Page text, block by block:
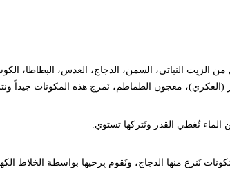
الزيت النباتي، السمن، الدجاج، العدس، البطاطا،
معجون الطماطم، نَمزج هذه المكونات جيداً ونتركها تتقلى
نُغطي القدر ونَتركها تستوي.
نَنزع منها الدجاج، ونَقوم بِرحيها بواسطة الخلاط